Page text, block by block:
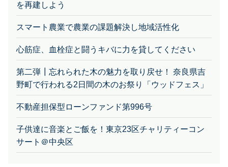
を再建しよう
スマート農業で農業の課題解決し地域活性化
心筋症、血栓症と闘うキバに力を貸してください
第二弾┃忘れられた木の魅力を取り戻せ！ 奈良県吉
野町で行われる2日間の木のお祭り「ウッドフェス」
不動産担保型ローンファンド第996号
子供達に音楽とご飯を！東京23区チャリティーコン
サート＠中央区